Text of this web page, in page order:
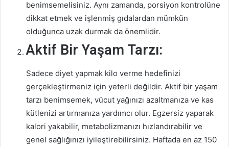
benimsemelisiniz. Aynı zamanda, porsiyon kontrolüne
dikkat etmek ve işlenmiş gıdalardan mümkün
olduğunca uzak durmak da önemlidir.
Aktif Bir Yaşam Tarzı:
Sadece diyet yapmak kilo verme hedefinizi
gerçekleştirmeniz için yeterli değildir. Aktif bir yaşam
tarzı benimsemek, vücut yağınızı azaltmanıza ve kas
kütlenizi artırmanıza yardımcı olur. Egzersiz yaparak
kalori yakabilir, metabolizmanızı hızlandırabilir ve
genel sağlığınızı iyileştirebilirsiniz. Haftada en az 150